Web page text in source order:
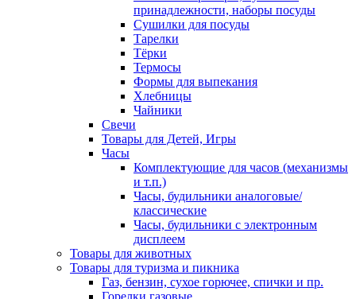
принадлежности, наборы посуды
Сушилки для посуды
Тарелки
Тёрки
Термосы
Формы для выпекания
Хлебницы
Чайники
Свечи
Товары для Детей, Игры
Часы
Комплектующие для часов (механизмы
и т.п.)
Часы, будильники аналоговые/
классические
Часы, будильники с электронным
дисплеем
Товары для животных
Товары для туризма и пикника
Газ, бензин, сухое горючее, спички и пр.